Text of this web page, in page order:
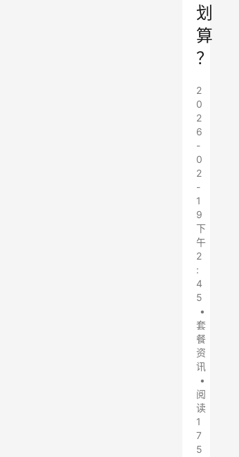
划
算
？
2
0
2
6
-
0
2
-
1
9
下
午
2
:
4
5
•
套
餐
资
讯
•
阅
读
1
7
5